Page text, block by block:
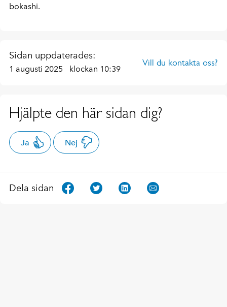
bokashi.
Sidan uppdaterades:
1 augusti 2025 klockan 10:39
Vill du kontakta oss?
Hjälpte den här sidan dig?
Ja Nej
Dela sidan